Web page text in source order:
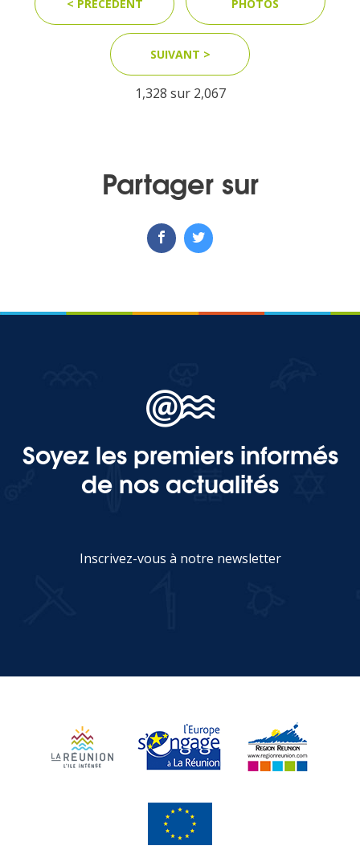
< PRÉCÉDENT
PHOTOS
SUIVANT >
1,328 sur 2,067
Partager sur
Soyez les premiers informés
de nos actualités
Inscrivez-vous à notre newsletter